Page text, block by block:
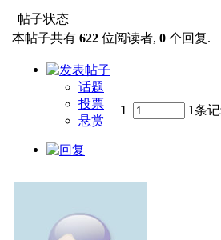
帖子状态
本帖子共有 622 位阅读者, 0 个回复.
话题
投票
悬赏
1 1条